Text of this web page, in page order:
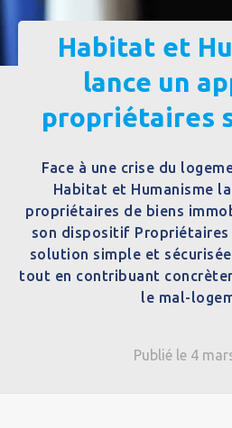
Habitat et
lance un
propriétaires
Face à une crise du
Habitat et Humanisme
propriétaires de biens
son dispositif
solution simple et
tout en contribuant
le mal-
Publié le 4